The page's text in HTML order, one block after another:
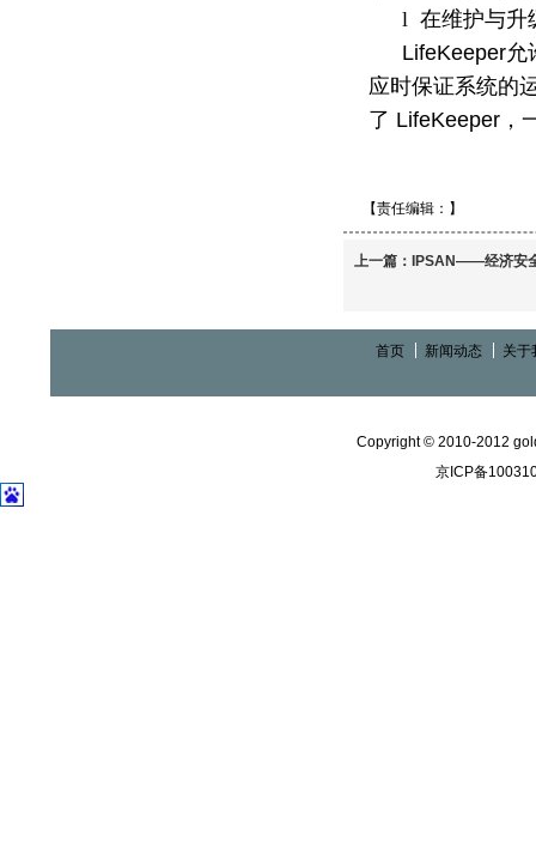
l 在维护与升
LifeKeeper允
应时保证系统的
了 LifeKeeper ，
【责任编辑： 】
上一篇： IPSAN——经济安
首页 新闻动态 关于
Copyright © 2010-2012
京ICP备